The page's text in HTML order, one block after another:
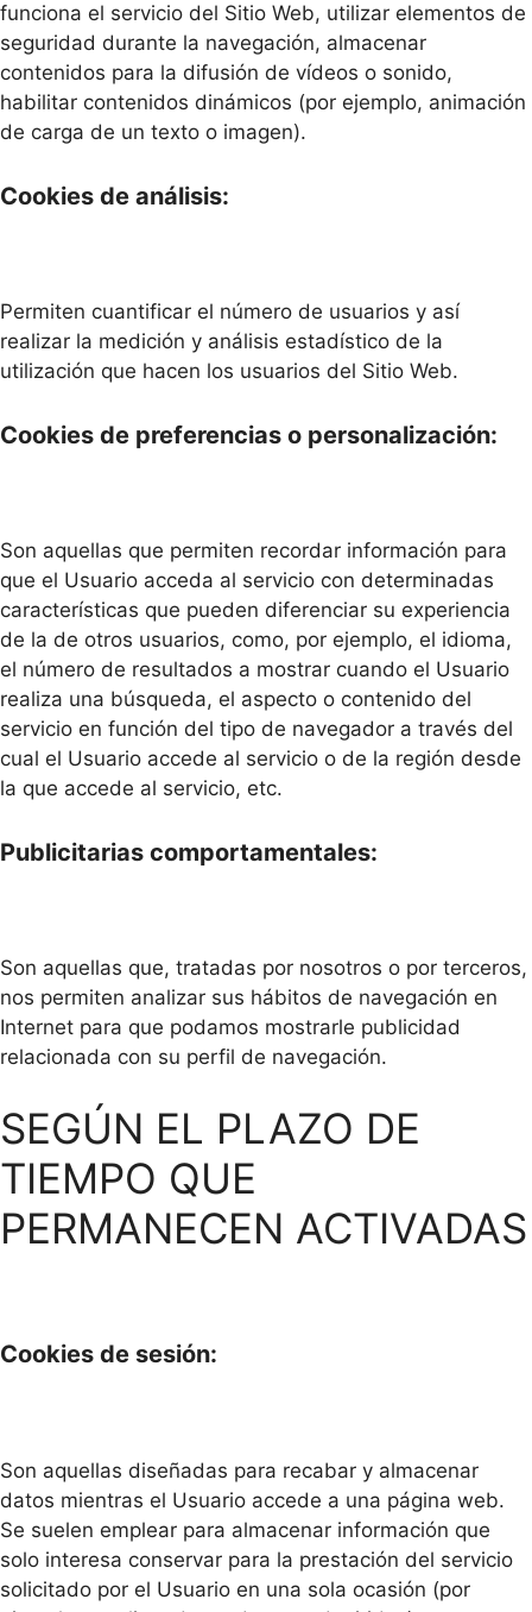
funciona el servicio del Sitio Web, utilizar elementos de
seguridad durante la navegación, almacenar
contenidos para la difusión de vídeos o sonido,
habilitar contenidos dinámicos (por ejemplo, animación
de carga de un texto o imagen).
Cookies de análisis:
Permiten cuantificar el número de usuarios y así
realizar la medición y análisis estadístico de la
utilización que hacen los usuarios del Sitio Web.
Cookies de preferencias o personalización:
Son aquellas que permiten recordar información para
que el Usuario acceda al servicio con determinadas
características que pueden diferenciar su experiencia
de la de otros usuarios, como, por ejemplo, el idioma,
el número de resultados a mostrar cuando el Usuario
realiza una búsqueda, el aspecto o contenido del
servicio en función del tipo de navegador a través del
cual el Usuario accede al servicio o de la región desde
la que accede al servicio, etc.
Publicitarias comportamentales:
Son aquellas que, tratadas por nosotros o por terceros,
nos permiten analizar sus hábitos de navegación en
Internet para que podamos mostrarle publicidad
relacionada con su perfil de navegación.
SEGÚN EL PLAZO DE
TIEMPO QUE
PERMANECEN ACTIVADAS
Cookies de sesión:
Son aquellas diseñadas para recabar y almacenar
datos mientras el Usuario accede a una página web.
Se suelen emplear para almacenar información que
solo interesa conservar para la prestación del servicio
solicitado por el Usuario en una sola ocasión (por